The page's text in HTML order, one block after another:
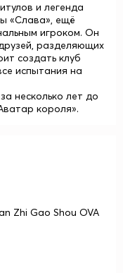
и легенда
«Слава», ещё
игроком. Он
разделяющих
создать клуб
испытания на
несколько лет до
короля».
Zhi Gao Shou OVA